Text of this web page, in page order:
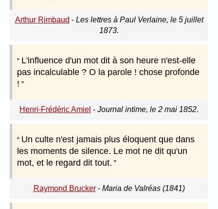
Arthur Rimbaud - Les lettres à Paul Verlaine, le 5 juillet
1873.
L'influence d'un mot dit à son heure n'est-elle
pas incalculable ? O la parole ! chose profonde
!
Henri-Frédéric Amiel - Journal intime, le 2 mai 1852.
Un culte n'est jamais plus éloquent que dans
les moments de silence. Le mot ne dit qu'un
mot, et le regard dit tout.
Raymond Brucker- Maria de Valréas (1841)